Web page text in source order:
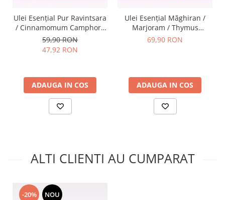
Ulei Esențial Pur Ravintsara
/ Cinnamomum Camphora
15ml - Aromaterapie Sigura
| nJoy Nature
59,90 RON
47,92 RON
ADAUGA IN COS
Ulei Esențial Măghiran /
Marjoram / Thymus
Mastichina 15ml -
69,90 RON
ADAUGA IN COS
ALTI CLIENTI AU CUMPARAT
-20% NOU